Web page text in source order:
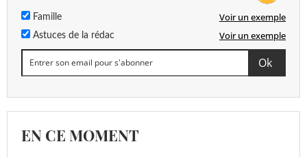
Famille Voir un exemple
Astuces de la rédac Voir un exemple
EN CE MOMENT